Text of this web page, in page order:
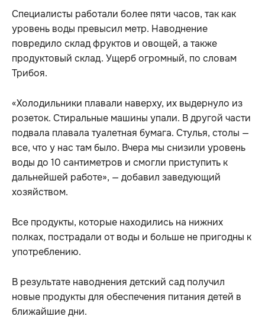
Специалисты работали более пяти часов, так как
уровень воды превысил метр. Наводнение
повредило склад фруктов и овощей, а также
продуктовый склад. Ущерб огромный, по словам
Трибоя.
«Холодильники плавали наверху, их выдернуло из
розеток. Стиральные машины упали. В другой части
подвала плавала туалетная бумага. Стулья, столы —
все, что у нас там было. Вчера мы снизили уровень
воды до 10 сантиметров и смогли приступить к
дальнейшей работе», — добавил заведующий
хозяйством.
Все продукты, которые находились на нижних
полках, пострадали от воды и больше не пригодны к
употреблению.
В результате наводнения детский сад получил
новые продукты для обеспечения питания детей в
ближайшие дни.